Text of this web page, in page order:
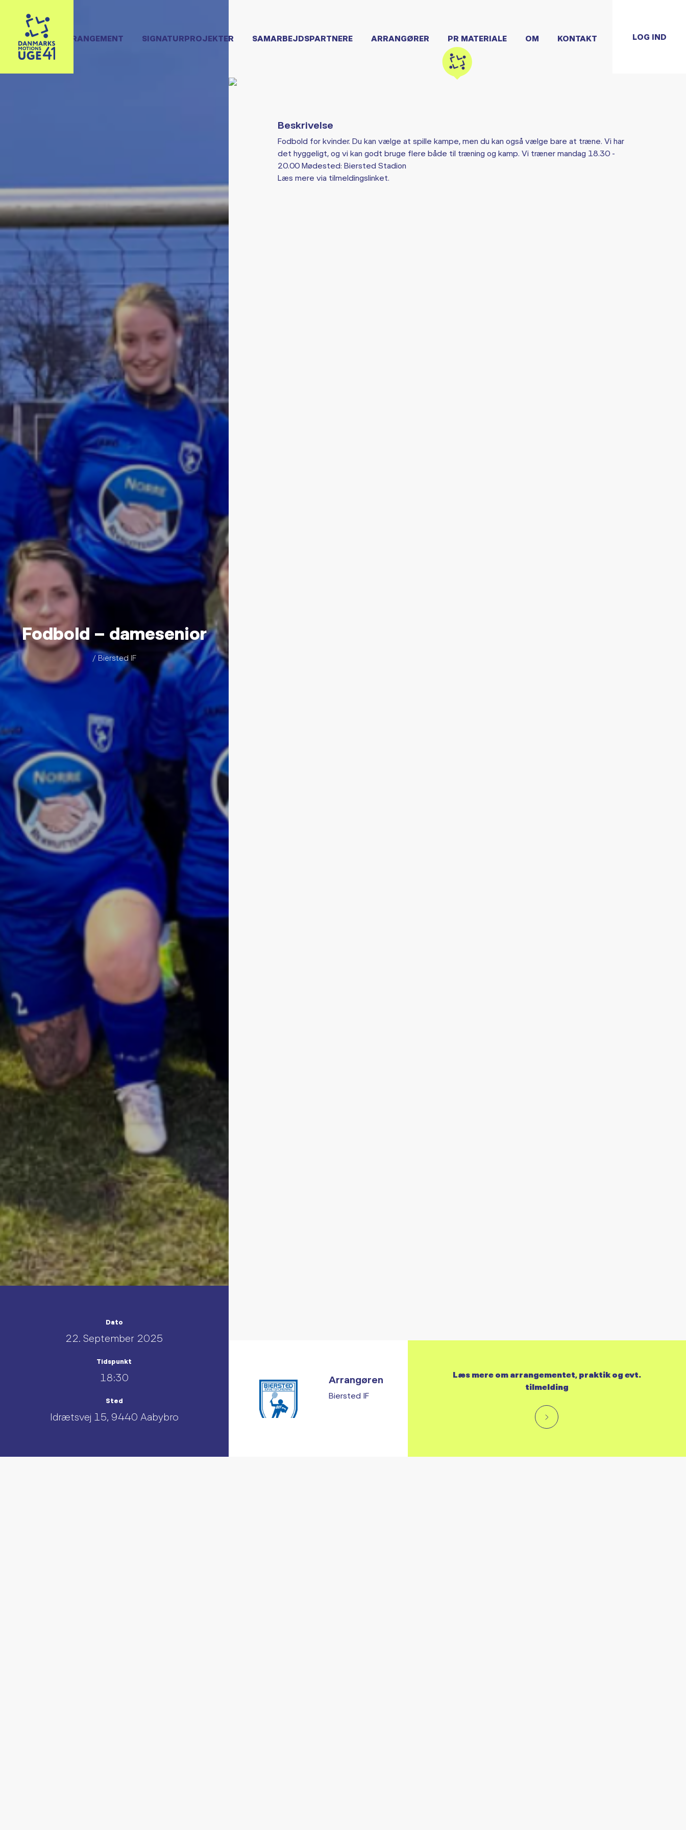
OPRET ARRANGEMENT SIGNATURPROJEKTER SAMARBEJDSPARTNERE ARRANGØRER PR MATERIALE OM KONTAKT LOG IND
Fodbold – damesenior
/ Biersted IF
Dato
22. September 2025
Tidspunkt
18:30
Sted
Idrætsvej 15, 9440 Aabybro
Beskrivelse
Fodbold for kvinder. Du kan vælge at spille kampe, men du kan også vælge bare at træne. Vi har
det hyggeligt, og vi kan godt bruge flere både til træning og kamp. Vi træner mandag 18.30 -
20.00 Mødested: Biersted Stadion
Læs mere via tilmeldingslinket.
Arrangøren
Biersted IF
Læs mere om arrangementet, praktik og evt.
tilmelding